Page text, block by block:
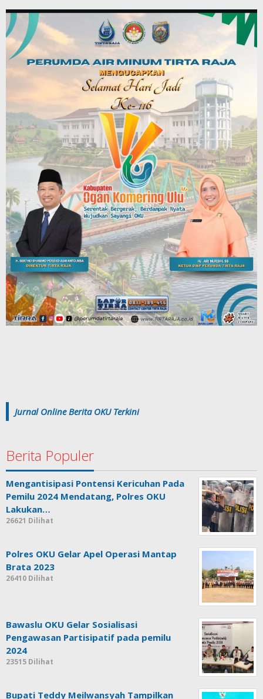
Jurnal Online Berita OKU Terkini
Berita Populer
Mengantisipasi Pontensi Kericuhan Pada
Pemilu 2024 Mendatang, Polres OKU
Lakukan…
26621 Dilihat
Polres OKU Gelar Apel Operasi Mantap
Brata 2023
26410 Dilihat
Bawaslu OKU Gelar Sosialisasi
Pengawasan Partisipatif pada pemilu
2024
23515 Dilihat
Bupati Teddy Meilwansyah Tampilkan